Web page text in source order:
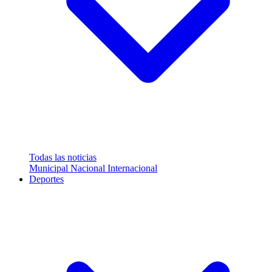
Todas las noticias
Municipal Nacional Internacional
Deportes